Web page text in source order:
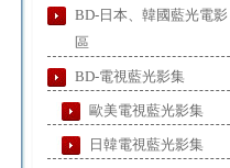
BD-日本、韓國藍光電影
區
BD-電視藍光影集
歐美電視藍光影集
日韓電視藍光影集